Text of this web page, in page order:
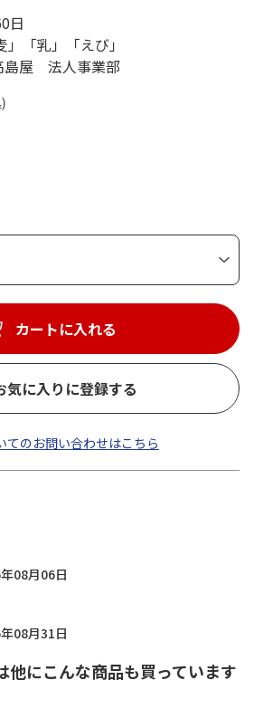
日
」「乳」「えび」
島屋 法人事業部
カートに入れる
気に入りに登録する
てのお問い合わせはこちら
08月06日
08月31日
他にこんな商品も買っています